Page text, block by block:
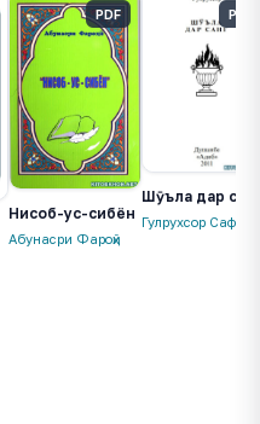
PDF
Нисоб-ус-сибён
Абунасри Фароҳӣ
PDF
Шӯъла дар
Гулрухсор